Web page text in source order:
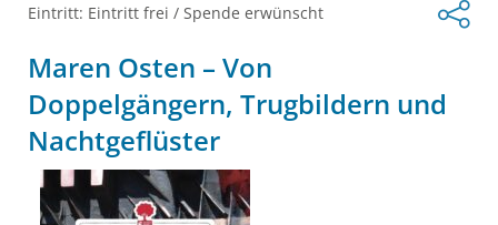
Eintritt: Eintritt frei / Spende erwünscht
Maren Osten – Von
Doppelgängern, Trugbildern und
Nachtgeflüster